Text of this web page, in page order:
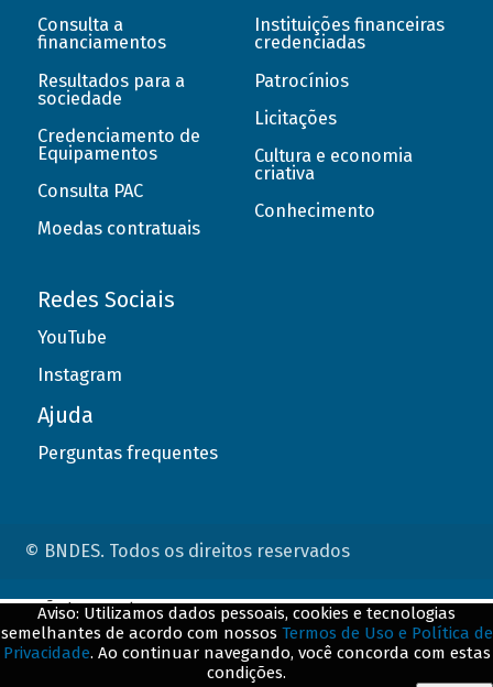
Consulta a
financiamentos
Resultados para a
sociedade
Credenciamento de
Equipamentos
Consulta PAC
Moedas contratuais
Instituições financeiras
credenciadas
Patrocínios
Licitações
Cultura e economia
criativa
Conhecimento
Redes Sociais
YouTube
Instagram
Ajuda
Perguntas frequentes
© BNDES. Todos os direitos reservados
Aviso: Utilizamos dados pessoais, cookies e tecnologias
semelhantes de acordo com nossos Termos de Uso e Política de
Privacidade. Ao continuar navegando, você concorda com estas
condições.
ConteÃºdo complementar
${title}${badge}